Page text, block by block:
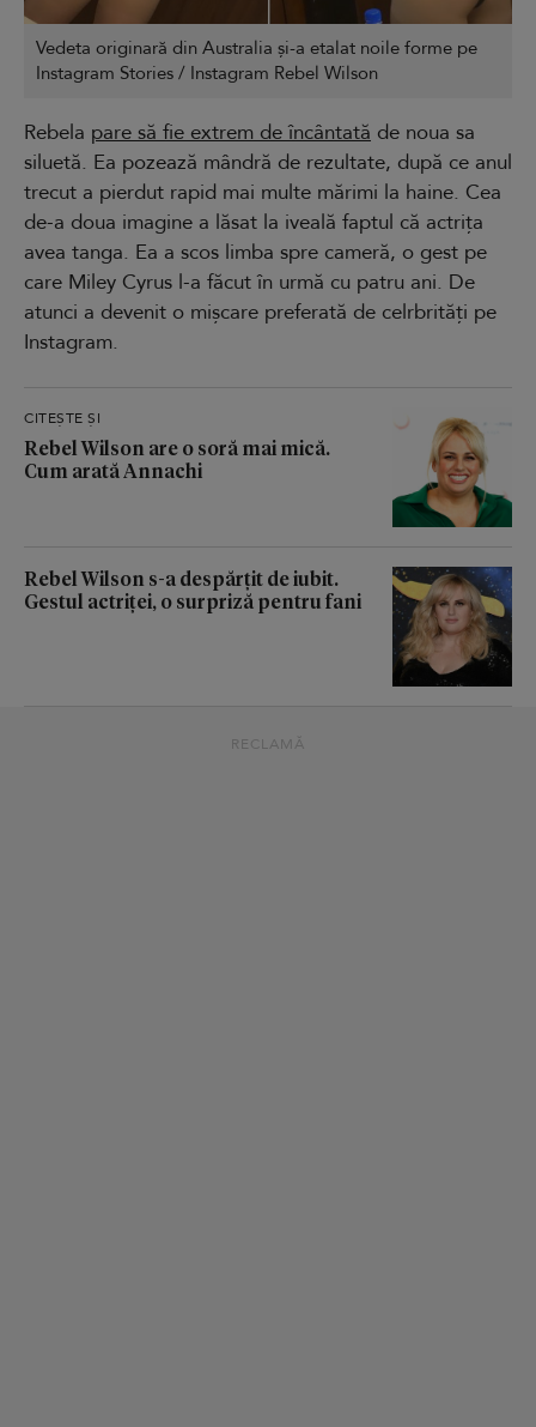
Vedeta originară din Australia și-a etalat noile forme pe
Instagram Stories / Instagram Rebel Wilson
Rebela pare să fie extrem de încântată de noua sa
siluetă. Ea pozează mândră de rezultate, după ce anul
trecut a pierdut rapid mai multe mărimi la haine. Cea
de-a doua imagine a lăsat la iveală faptul că actrița
avea tanga. Ea a scos limba spre cameră, o gest pe
care Miley Cyrus l-a făcut în urmă cu patru ani. De
atunci a devenit o mișcare preferată de celrbrități pe
Instagram.
CITEȘTE ȘI
Rebel Wilson are o soră mai mică.
Cum arată Annachi
Rebel Wilson s-a despărțit de iubit.
Gestul actriței, o surpriză pentru fani
RECLAMĂ